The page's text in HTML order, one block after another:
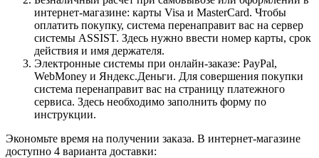
интернет-магазине: карты Visa и MasterCard. Чтобы
оплатить покупку, система перенаправит вас на сервер
системы ASSIST. Здесь нужно ввести номер карты, срок
действия и имя держателя.
Электронные системы при онлайн-заказе: PayPal,
WebMoney и Яндекс.Деньги. Для совершения покупки
система перенаправит вас на страницу платежного
сервиса. Здесь необходимо заполнить форму по
инструкции.
Экономьте время на получении заказа. В интернет-магазине
доступно 4 варианта доставки: